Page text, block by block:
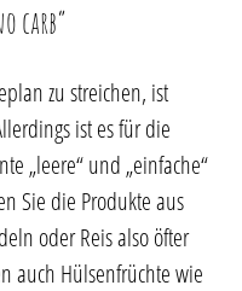
carb“
zu streichen, ist
ist es für die
„leere“ und „einfache“
Sie die Produkte aus
oder Reis also öfter
auch Hülsenfrüchte wie